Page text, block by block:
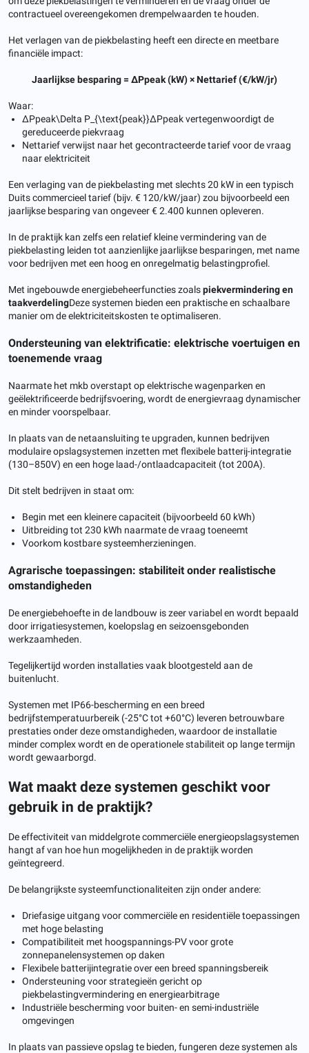
contractueel overeengekomen drempelwaarden te houden.
Het verlagen van de piekbelasting heeft een directe en meetbare
financiële impact:
Jaarlijkse besparing = ΔPpeak (kW) × Nettarief (€/kW/jr)
Waar:
ΔPpeak\Delta P_{\text{peak}}ΔPpeak vertegenwoordigt de
gereduceerde piekvraag
Nettarief verwijst naar het gecontracteerde tarief voor de vraag
naar elektriciteit
Een verlaging van de piekbelasting met slechts 20 kW in een typisch
Duits commercieel tarief (bijv. € 120/kW/jaar) zou bijvoorbeeld een
jaarlijkse besparing van ongeveer € 2.400 kunnen opleveren.
In de praktijk kan zelfs een relatief kleine vermindering van de
piekbelasting leiden tot aanzienlijke jaarlijkse besparingen, met name
voor bedrijven met een hoog en onregelmatig belastingprofiel.
Met ingebouwde energiebeheerfuncties zoalspiekvermindering en
taakverdelingDeze systemen bieden een praktische en schaalbare
manier om de elektriciteitskosten te optimaliseren.
Ondersteuning van elektrificatie: elektrische voertuigen en
toenemende vraag
Naarmate het mkb overstapt op elektrische wagenparken en
geëlektrificeerde bedrijfsvoering, wordt de energievraag dynamischer
en minder voorspelbaar.
In plaats van de netaansluiting te upgraden, kunnen bedrijven
modulaire opslagsystemen inzetten met flexibele batterij-integratie
(130–850V) en een hoge laad-/ontlaadcapaciteit (tot 200A).
Dit stelt bedrijven in staat om:
Begin met een kleinere capaciteit (bijvoorbeeld 60 kWh)
Uitbreiding tot 230 kWh naarmate de vraag toeneemt
Voorkom kostbare systeemherzieningen.
Agrarische toepassingen: stabiliteit onder realistische
omstandigheden
De energiebehoefte in de landbouw is zeer variabel en wordt bepaald
door irrigatiesystemen, koelopslag en seizoensgebonden
werkzaamheden.
Tegelijkertijd worden installaties vaak blootgesteld aan de
buitenlucht.
Systemen met IP66-bescherming en een breed
bedrijfstemperatuurbereik (-25°C tot +60°C) leveren betrouwbare
prestaties onder deze omstandigheden, waardoor de installatie
minder complex wordt en de operationele stabiliteit op lange termijn
wordt gewaarborgd.
Wat maakt deze systemen geschikt voor
gebruik in de praktijk?
De effectiviteit van middelgrote commerciële energieopslagsystemen
hangt af van hoe hun mogelijkheden in de praktijk worden
geïntegreerd.
De belangrijkste systeemfunctionaliteiten zijn onder andere:
Driefasige uitgang voor commerciële en residentiële toepassingen
met hoge belasting
Compatibiliteit met hoogspannings-PV voor grote
zonnepanelensystemen op daken
Flexibele batterijintegratie over een breed spanningsbereik
Ondersteuning voor strategieën gericht op
piekbelastingvermindering en energiearbitrage
Industriële bescherming voor buiten- en semi-industriële
omgevingen
In plaats van passieve opslag te bieden, fungeren deze systemen als